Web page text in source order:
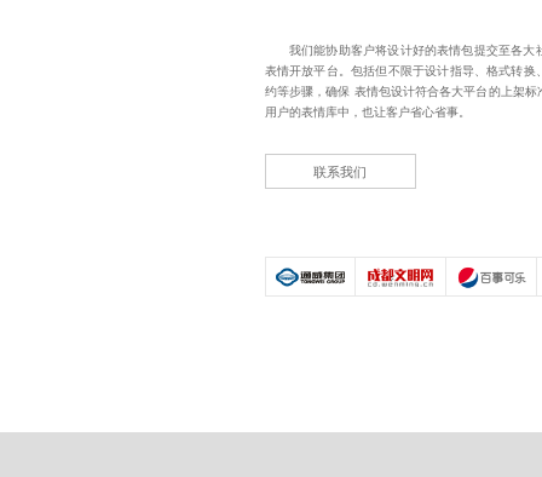
我们能协助客户将设计好的表情包提交至各大
表情开放平台。包括但不限于设计指导、格式转换
约等步骤，确保 表情包设计符合各大平台的上架标
用户的表情库中，也让客户省心省事。
联系我们